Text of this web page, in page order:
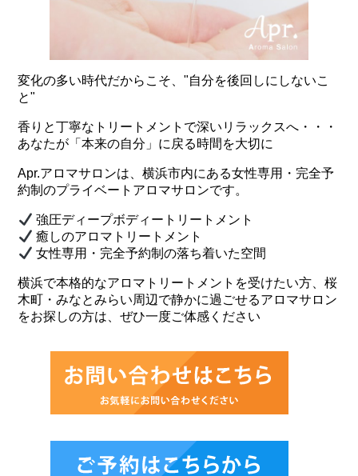
変化の多い時代だからこそ、"自分を後回しにしないこ
と"
香りと丁寧なトリートメントで深いリラックスへ・・・
あなたが「本来の自分」に戻る時間を大切に
Apr.アロマサロンは、横浜市内にある女性専用・完全予
約制のプライベートアロマサロンです。
強圧ディープボディートリートメント
癒しのアロマトリートメント
女性専用・完全予約制の落ち着いた空間
横浜で本格的なアロマトリートメントを受けたい方、桜
木町・みなとみらい周辺で静かに過ごせるアロマサロン
をお探しの方は、ぜひ一度ご体感ください